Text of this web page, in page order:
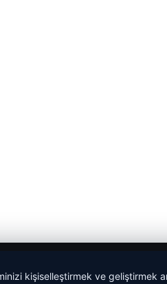
kişiselleştirmek ve geliştirmek